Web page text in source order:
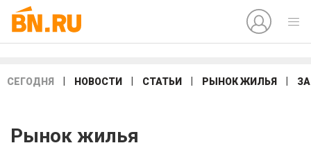
СЕГОДНЯ НОВОСТИ СТАТЬИ РЫНОК ЖИЛЬЯ
Рынок жилья